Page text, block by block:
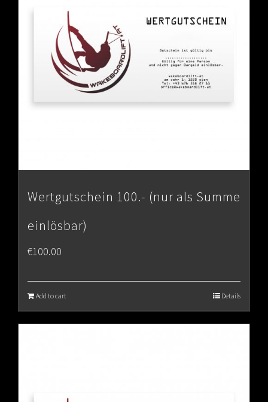
Wertgutschein 100.- (nur als Summe
einlösbar)
€100.00
Add to cart Details